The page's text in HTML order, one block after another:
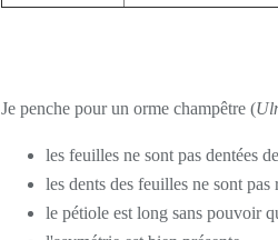
Je penche pour un orme champêtre (
les feuilles ne sont pas dentées
les dents des feuilles ne sont
le pétiole est long sans pouvoir